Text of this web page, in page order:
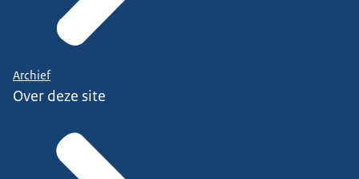
Archief
Over deze site